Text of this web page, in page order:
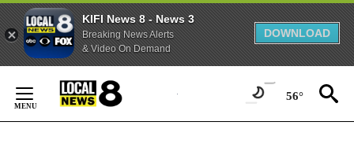
KIFI News 8 - News 3
Breaking News Alerts
& Video On Demand
DOWNLOAD
Content
56°